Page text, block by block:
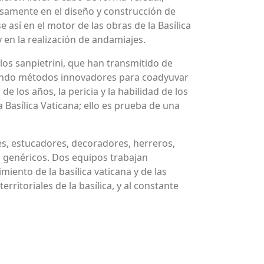
en el diseño y construcción de
en el motor de las obras de la Basílica
la realización de andamiajes.
sanpietrini, que han transmitido de
métodos innovadores para coadyuvar
los años, la pericia y la habilidad de los
Vaticana; ello es prueba de una
estucadores, decoradores, herreros,
Dos equipos trabajan
de la basílica vaticana y de las
de la basílica, y al constante